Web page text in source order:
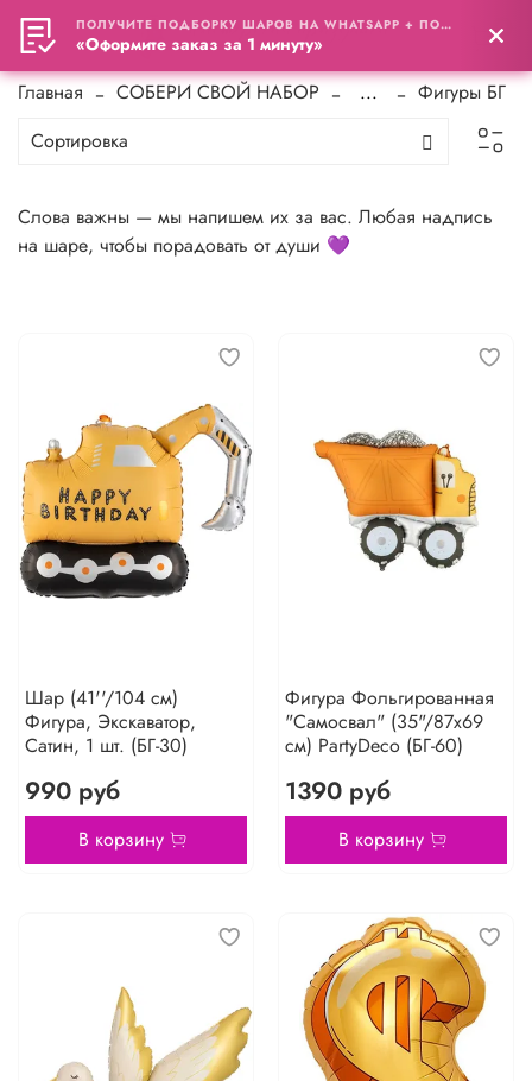
0
Главная СОБЕРИ СВОЙ НАБОР ... Фигуры БГ
Слова важны — мы напишем их за вас. Любая надпись
на шаре, чтобы порадовать от души 💜
Шар (41''/104 см)
Фигура, Экскаватор,
Сатин, 1 шт. (БГ-30)
990 руб
В корзину
Фигура Фольгированная
"Самосвал" (35"/87х69
см) PartyDeco (БГ-60)
1390 руб
В корзину
ПОЛУЧИТЕ ПОДБОРКУ ШАРОВ НА WHATSAPP + ПОДАРОК
«Оформите заказ за 1 минуту»